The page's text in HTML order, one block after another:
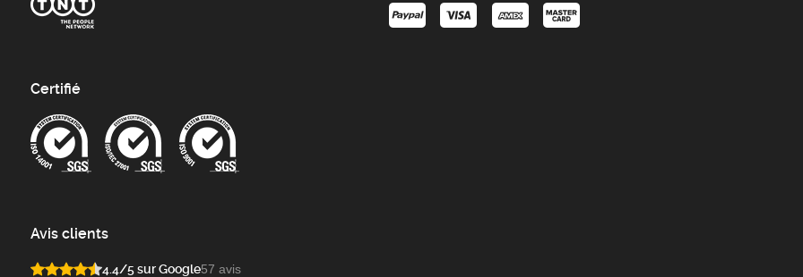
Certifié
Avis clients
4.4/5 sur Google57 avis